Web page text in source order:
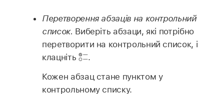
Перетворення абзаців на контрольний
список. Виберіть абзаци, які потрібно
перетворити на контрольний список, і
клацніть
.
Кожен абзац стане пунктом у
контрольному списку.